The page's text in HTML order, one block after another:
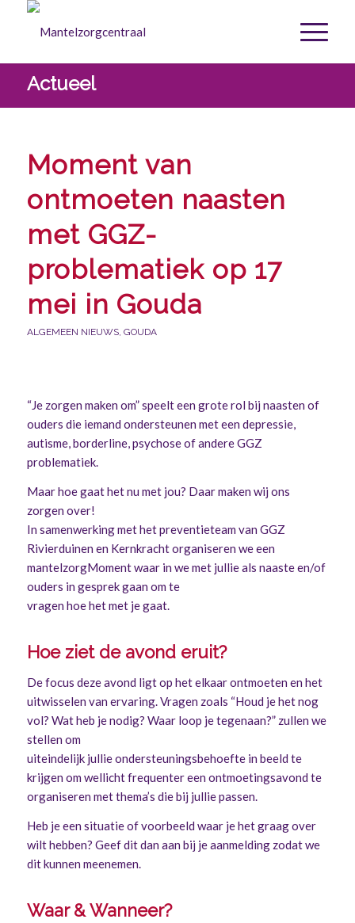
Actueel
Moment van
ontmoeten naasten
met GGZ-
problematiek op 17
mei in Gouda
ALGEMEEN NIEUWS, GOUDA
“Je zorgen maken om”speelt een grote rol bij naasten of
ouders die iemand ondersteunen met een depressie,
autisme, borderline, psychose of andere GGZ
problematiek.
Maar hoe gaat het nu met jou? Daar maken wij ons
zorgen over!
In samenwerking met het preventieteam van GGZ
Rivierduinen en Kernkracht organiseren we een
mantelzorgMomentwaar in we met jullie als naaste en/of
ouders in gesprek gaan om te
vragen hoe het met je gaat.
Hoe ziet de avond eruit?
De focus deze avond ligt op het elkaar ontmoeten en het
uitwisselen van ervaring. Vragen zoals “Houd je het nog
vol? Wat heb je nodig? Waar loop je tegenaan?” zullen we
stellen om
uiteindelijk jullie ondersteuningsbehoefte in beeld te
krijgen om wellicht frequenter een ontmoetingsavond te
organiseren met thema’s die bij jullie passen.
Heb je een situatie of voorbeeld waar je het graag over
wilt hebben? Geef dit dan aan bij je aanmelding zodat we
dit kunnen meenemen.
Waar & Wanneer?